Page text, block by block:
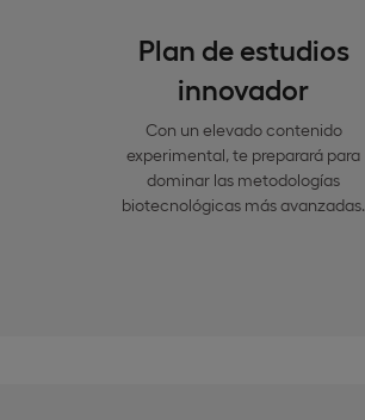
Plan de estudios
innovador
Con un elevado contenido
experimental, te preparará para
dominar las metodologías
biotecnológicas más avanzadas.